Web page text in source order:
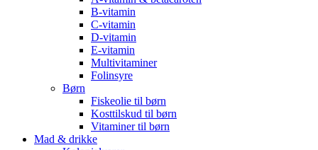
B-vitamin
C-vitamin
D-vitamin
E-vitamin
Multivitaminer
Folinsyre
Børn
Fiskeolie til børn
Kosttilskud til børn
Vitaminer til børn
Mad & drikke